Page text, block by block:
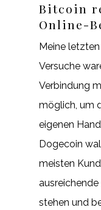
Bitcoin
Online-
Meine
Versuche
Verbindung
möglich, um
eigenen
Dogecoin
meisten
stehen und